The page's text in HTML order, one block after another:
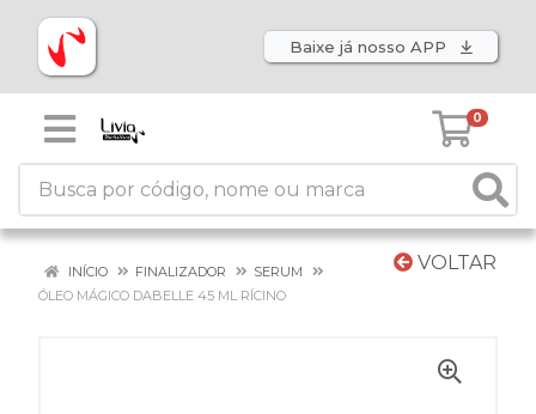
Baixe já nosso APP
0
VOLTAR
INÍCIO FINALIZADOR
SERUM
ÓLEO MÁGICO DABELLE 45 ML RÍCINO